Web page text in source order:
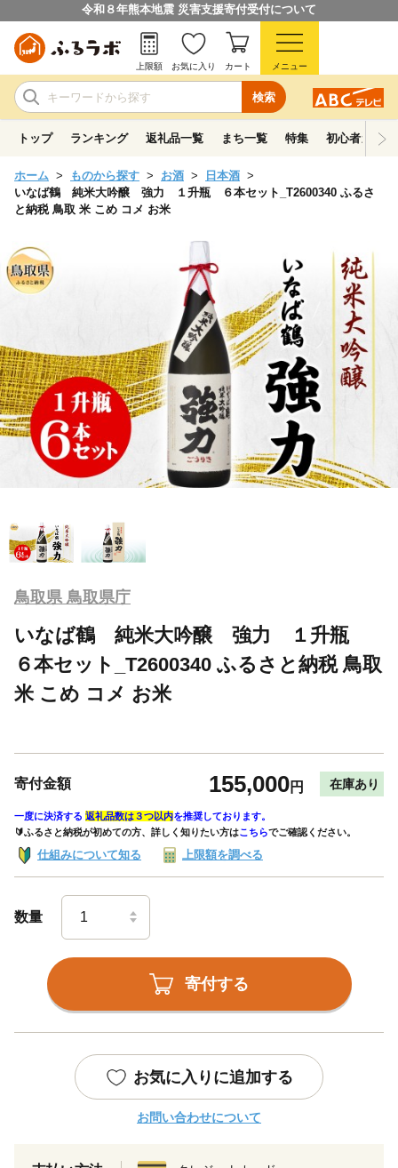
令和８年熊本地震 災害支援寄付受付について
検索
上限額 お気に入り カート メニュー
トップ ランキング 返礼品一覧 まち一覧 特集 初心者ガイド
ホーム ものから探す お酒
日本酒
いなば鶴 純米大吟醸 強力 １升瓶 ６本セット_T2600340 ふるさ
と納税 鳥取 米 こめ コメ お米
鳥取県 鳥取県庁
いなば鶴 純米大吟醸 強力 １升瓶
６本セット_T2600340 ふるさと納税 鳥取
米 こめ コメ お米
寄付金額 155,000円 在庫あり
一度に決済する 返礼品数は３つ以内を推奨しております。
🔰ふるさと納税が初めての方、詳しく知りたい方はこちらでご確認ください。
仕組みについて知る 上限額を調べる
数量
寄付する
お気に入りに追加する
お問い合わせについて